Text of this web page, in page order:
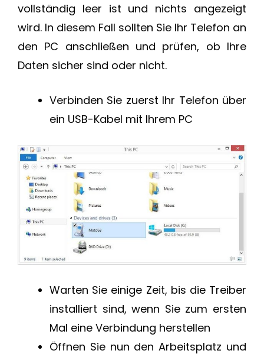
vollständig leer ist und nichts angezeigt
wird. In diesem Fall sollten Sie Ihr Telefon an
den PC anschließen und prüfen, ob Ihre
Daten sicher sind oder nicht.
Verbinden Sie zuerst Ihr Telefon über
ein USB-Kabel mit Ihrem PC
Warten Sie einige Zeit, bis die Treiber
installiert sind, wenn Sie zum ersten
Mal eine Verbindung herstellen
Öffnen Sie nun den Arbeitsplatz und